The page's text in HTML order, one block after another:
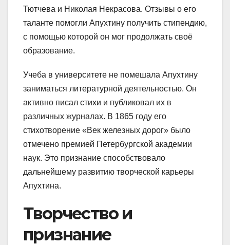
Тютчева и Николая Некрасова. Отзывы о его
таланте помогли Апухтину получить стипендию,
с помощью которой он мог продолжать своё
образование.
Учеба в университете не помешала Апухтину
заниматься литературной деятельностью. Он
активно писал стихи и публиковал их в
различных журналах. В 1865 году его
стихотворение «Век железных дорог» было
отмечено премией Петербургской академии
наук. Это признание способствовало
дальнейшему развитию творческой карьеры
Апухтина.
Творчество и
признание